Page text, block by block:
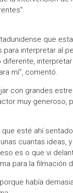
que
interpretar al
mí", comentó.
con grandes
muy
esté ahí
cuantas ideas,
es o que vi
para la filmación
había